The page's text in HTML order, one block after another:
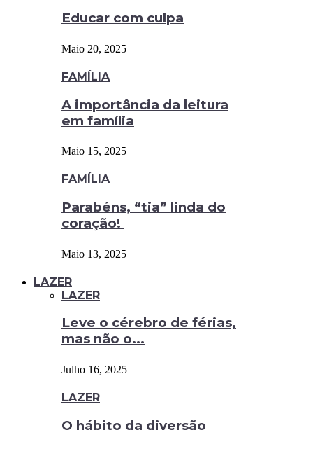
Educar com culpa
Maio 20, 2025
FAMÍLIA
A importância da leitura
em família
Maio 15, 2025
FAMÍLIA
Parabéns, “tia” linda do
coração!
Maio 13, 2025
LAZER
LAZER
Leve o cérebro de férias,
mas não o...
Julho 16, 2025
LAZER
O hábito da diversão